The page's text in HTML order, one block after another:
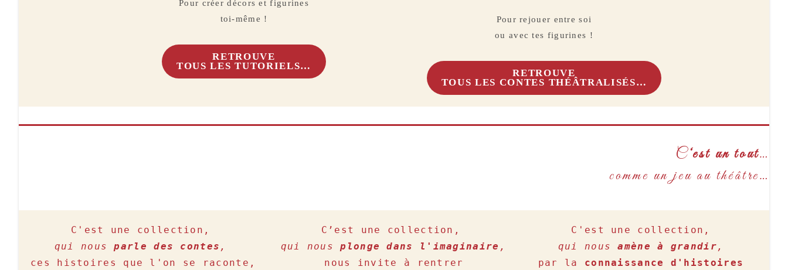
Pour créer décors et figurines
toi-même !
RETROUVE
TOUS LES TUTORIELS…
Pour rejouer entre soi
ou avec tes figurines !
RETROUVE
TOUS LES CONTES THÉÂTRALISÉS…
C‘est un tout…
comme un jeu au théâtre…
qui nous parle des contes ,
ces histoires que l'on se raconte,
qui nous plonge dans l'imaginaire
nous invite à rentrer
qui nous amène à grandir ,
par la